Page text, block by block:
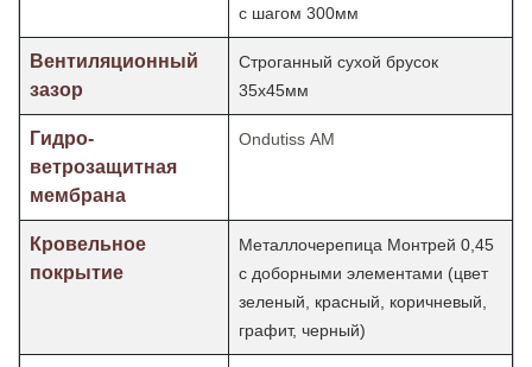
с шагом 300мм
Вентиляционный
зазор
Строганный сухой брусок
35х45мм
Гидро-
ветрозащитная
мембрана
Ondutiss АМ
Кровельное
покрытие
Металлочерепица Монтрей 0,45
с доборными элементами (цвет
зеленый, красный, коричневый,
графит, черный)